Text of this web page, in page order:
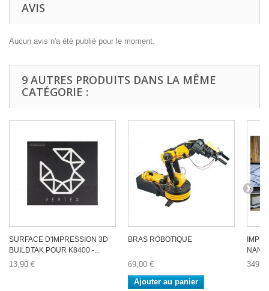
AVIS
Aucun avis n'a été publié pour le moment.
9 AUTRES PRODUITS DANS LA MÊME
CATÉGORIE :
SURFACE D'IMPRESSION 3D
BUILDTAK POUR K8400 -...
13,90 €
BRAS ROBOTIQUE
69,00 €
Ajouter au panier
NANO